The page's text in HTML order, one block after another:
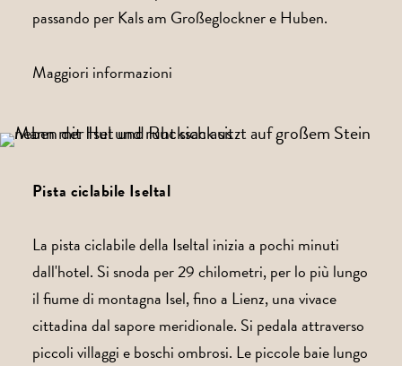
passando per Kals am Großeglockner e Huben.
Maggiori informazioni
Pista ciclabile Iseltal
La pista ciclabile della Iseltal inizia a pochi minuti
dall'hotel. Si snoda per 29 chilometri, per lo più lungo
il fiume di montagna Isel, fino a Lienz, una vivace
cittadina dal sapore meridionale. Si pedala attraverso
piccoli villaggi e boschi ombrosi. Le piccole baie lungo